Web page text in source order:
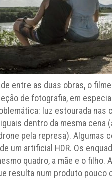
entre as duas obras, o
de fotografia, em
luz estourada
dentro da mesma cena
pela represa). Algumas
um artificial HDR. Os
quadro, a mãe e o
resulta num produto pouco